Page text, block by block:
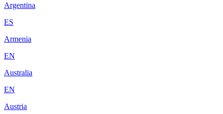
Argentina
ES
Armenia
EN
Australia
EN
Austria